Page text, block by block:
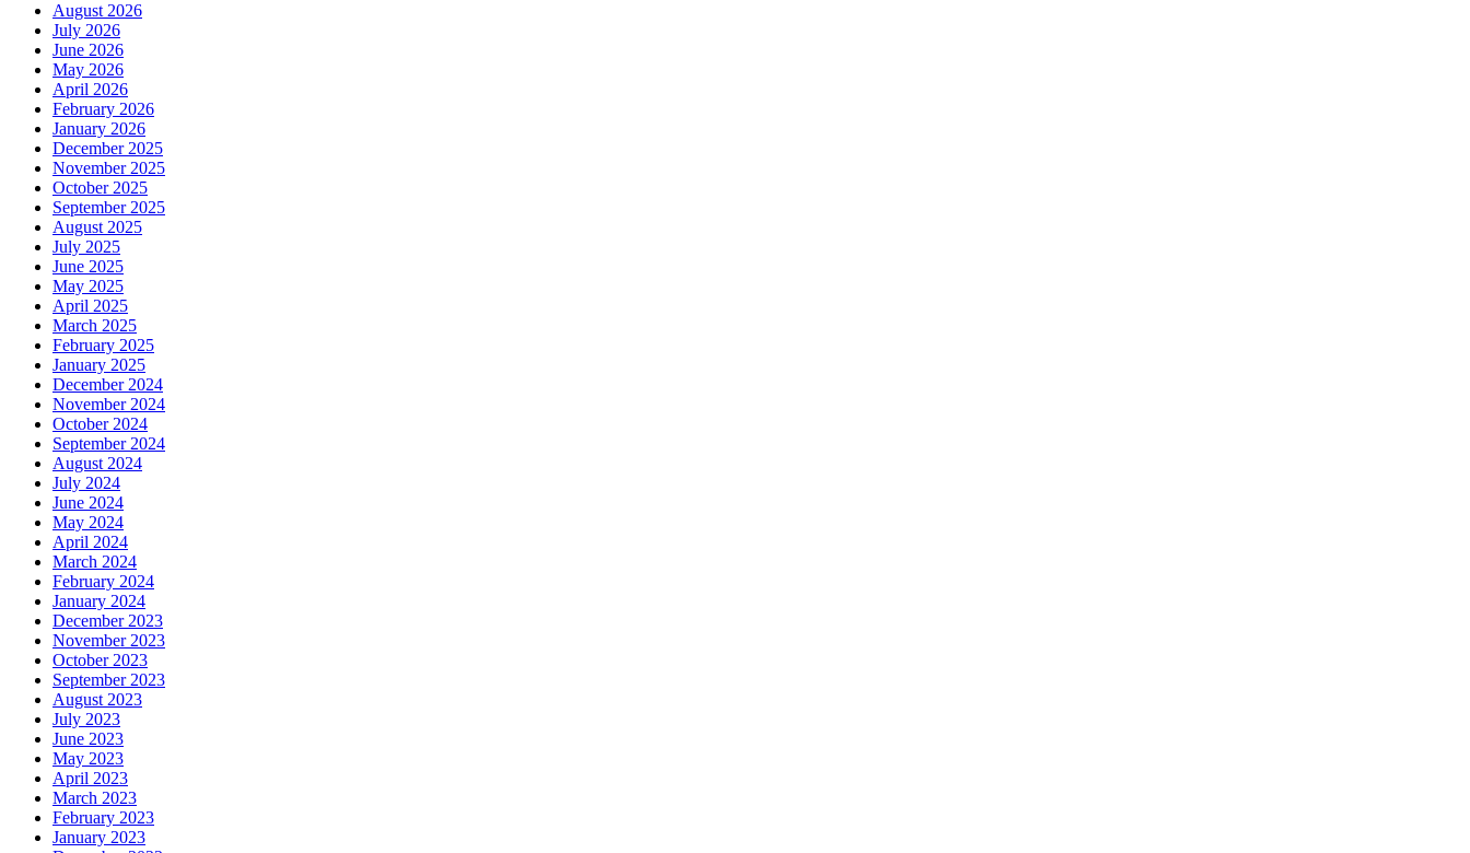
August 2026
July 2026
June 2026
May 2026
April 2026
February 2026
January 2026
December 2025
November 2025
October 2025
September 2025
August 2025
July 2025
June 2025
May 2025
April 2025
March 2025
February 2025
January 2025
December 2024
November 2024
October 2024
September 2024
August 2024
July 2024
June 2024
May 2024
April 2024
March 2024
February 2024
January 2024
December 2023
November 2023
October 2023
September 2023
August 2023
July 2023
June 2023
May 2023
April 2023
March 2023
February 2023
January 2023